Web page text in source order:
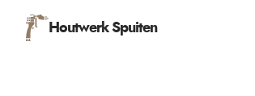
Houtwerk Spuiten